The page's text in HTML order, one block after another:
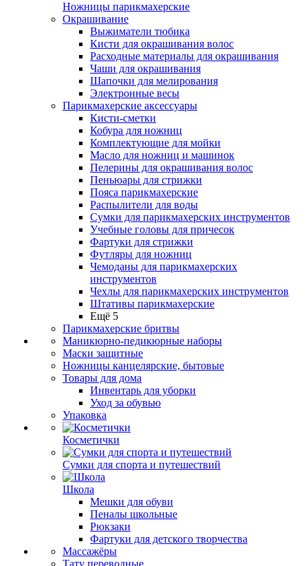
Ножницы парикмахерские
Окрашивание
Выжиматели тюбика
Кисти для окрашивания волос
Расходные материалы для окрашивания
Чаши для окрашивания
Шапочки для мелирования
Электронные весы
Парикмахерские аксессуары
Кисти-сметки
Кобура для ножниц
Комплектующие для мойки
Масло для ножниц и машинок
Пелерины для окрашивания волос
Пеньюары для стрижки
Пояса парикмахерские
Распылители для воды
Сумки для парикмахерских инструментов
Учебные головы для причесок
Фартуки для стрижки
Футляры для ножниц
Чемоданы для парикмахерских
инструментов
Чехлы для парикмахерских инструментов
Штативы парикмахерские
Ещё 5
Парикмахерские бритвы
Маникюрно-педикюрные наборы
Маски защитные
Ножницы канцелярские, бытовые
Товары для дома
Инвентарь для уборки
Уход за обувью
Упаковка
Косметички
Сумки для спорта и путешествий
Школа
Мешки для обуви
Пеналы школьные
Рюкзаки
Фартуки для детского творчества
Массажёры
Тату переводные